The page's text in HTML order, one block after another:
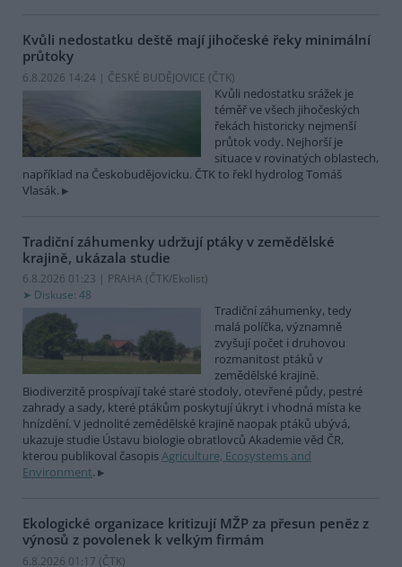
Kvůli nedostatku deště mají jihočeské řeky minimální
průtoky
6.8.2026 14:24 | ČESKÉ BUDĚJOVICE (ČTK)
Kvůli nedostatku srážek je
téměř ve všech jihočeských
řekách historicky nejmenší
průtok vody. Nejhorší je
situace v rovinatých oblastech,
například na Českobudějovicku. ČTK to řekl hydrolog Tomáš
Vlasák.
Tradiční záhumenky udržují ptáky v zemědělské
krajině, ukázala studie
6.8.2026 01:23 | PRAHA (ČTK/Ekolist)
Diskuse: 48
Tradiční záhumenky, tedy
malá políčka, významně
zvyšují počet i druhovou
rozmanitost ptáků v
zemědělské krajině.
Biodiverzitě prospívají také staré stodoly, otevřené půdy, pestré
zahrady a sady, které ptákům poskytují úkryt i vhodná místa ke
hnízdění. V jednolité zemědělské krajině naopak ptáků ubývá,
ukazuje studie Ústavu biologie obratlovců Akademie věd ČR,
kterou publikoval časopisAgriculture, Ecosystems and
Environment.
Ekologické organizace kritizují MŽP za přesun peněz z
výnosů z povolenek k velkým firmám
6.8.2026 01:17 (ČTK)